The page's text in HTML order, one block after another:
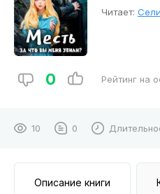
Читает:
0 Рейтинг на
10 0
Описание книги